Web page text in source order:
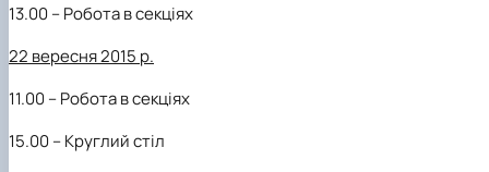
13.00 – Робота в секціях
22 вересня 2015 р.
11.00 – Робота в секціях
15.00 – Круглий стіл